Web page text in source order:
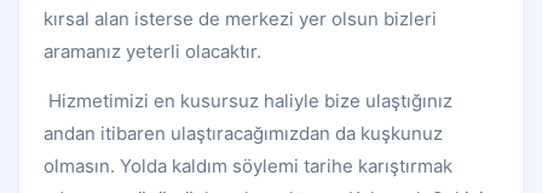
kırsal alan isterse de merkezi yer olsun bizleri
aramanız yeterli olacaktır.
Hizmetimizi en kusursuz haliyle bize ulaştığınız
andan itibaren ulaştıracağımızdan da kuşkunuz
olmasın. Yolda kaldım söylemi tarihe karıştırmak